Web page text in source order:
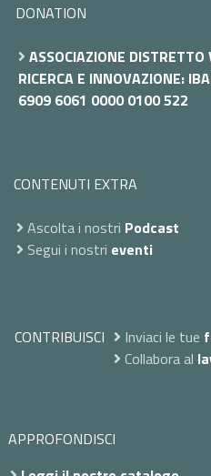
DONATION
ASSOCIAZIONE DISTRETTO
RICERCA E INNOVAZIONE:
6909 6061 0000 0100 522
CONTENUTI EXTRA
Ascolta i nostri Podcast
Segui i nostri eventi
CONTRIBUISCI Inviaci le tue
Collabora al
APPROFONDISCI